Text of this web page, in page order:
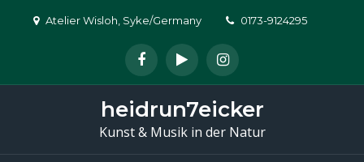
Atelier Wisloh, Syke/Germany 0173-9124295
heidrun7eicker
Kunst & Musik in der Natur